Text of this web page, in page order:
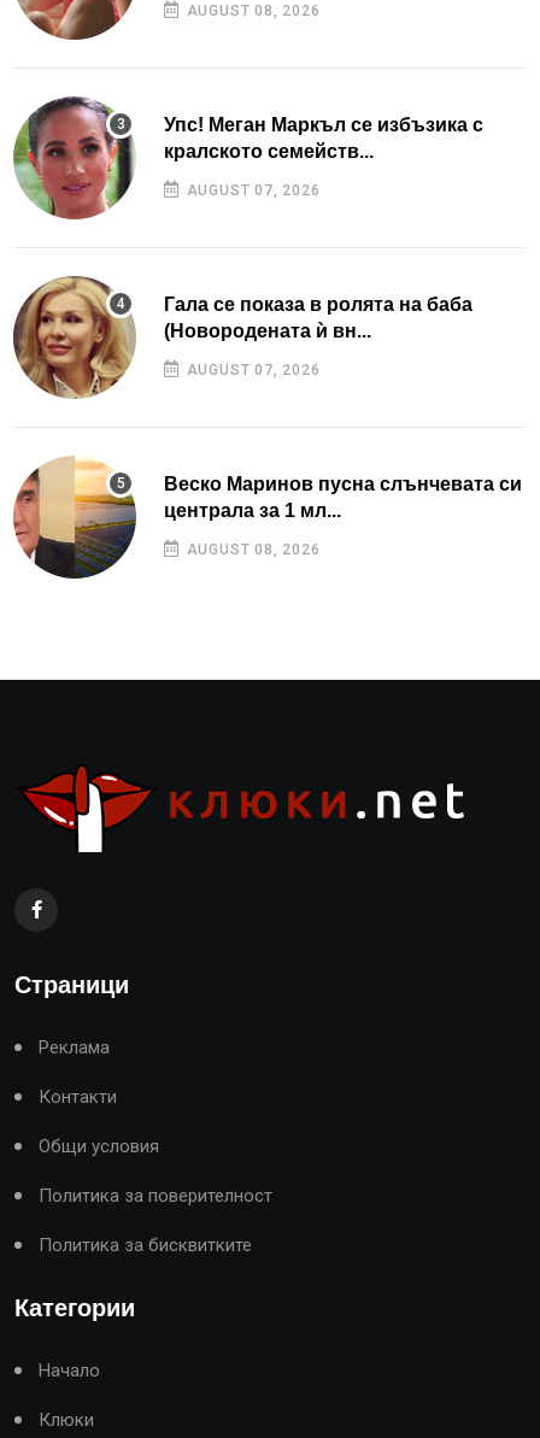
AUGUST 08, 2026
Упс! Меган Маркъл се избъзика с
кралското семейств...
AUGUST 07, 2026
Гала се показа в ролята на баба
(Новородената ѝ вн...
AUGUST 07, 2026
Веско Маринов пусна слънчевата си
централа за 1 мл...
AUGUST 08, 2026
Страници
Реклама
Контакти
Общи условия
Политика за поверителност
Политика за бисквитките
Категории
Начало
Клюки